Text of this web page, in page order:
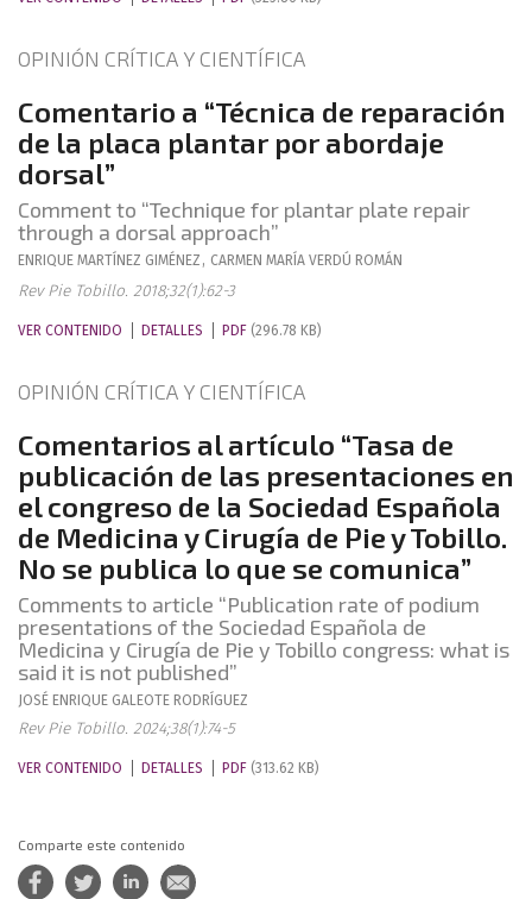
OPINIÓN CRÍTICA Y CIENTÍFICA
Comentario a “Técnica de reparación
de la placa plantar por abordaje
dorsal”
Comment to “Technique for plantar plate repair
through a dorsal approach”
ENRIQUE MARTÍNEZ GIMÉNEZ , CARMEN MARÍA VERDÚ ROMÁN
Rev Pie Tobillo. 2018;32(1):62-3
VER CONTENIDO DETALLES PDF (296.78 KB)
OPINIÓN CRÍTICA Y CIENTÍFICA
Comentarios al artículo “Tasa de
publicación de las presentaciones en
el congreso de la Sociedad Española
de Medicina y Cirugía de Pie y Tobillo.
No se publica lo que se comunica”
Comments to article “Publication rate of podium
presentations of the Sociedad Española de
Medicina y Cirugía de Pie y Tobillo congress: what is
said it is not published”
JOSÉ ENRIQUE GALEOTE RODRÍGUEZ
Rev Pie Tobillo. 2024;38(1):74-5
VER CONTENIDO DETALLES PDF (313.62 KB)
Comparte este contenido